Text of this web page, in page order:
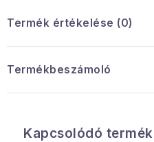
Termék értékelése (0)
Termékbeszámoló
Kapcsolódó